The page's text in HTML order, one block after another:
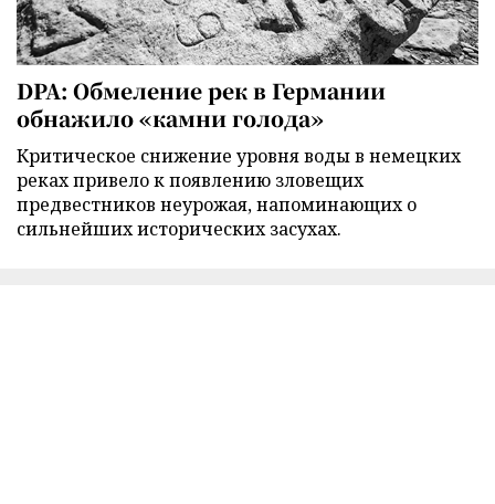
DPA: Обмеление рек в Германии
обнажило «камни голода»
Критическое снижение уровня воды в немецких
реках привело к появлению зловещих
предвестников неурожая, напоминающих о
сильнейших исторических засухах.